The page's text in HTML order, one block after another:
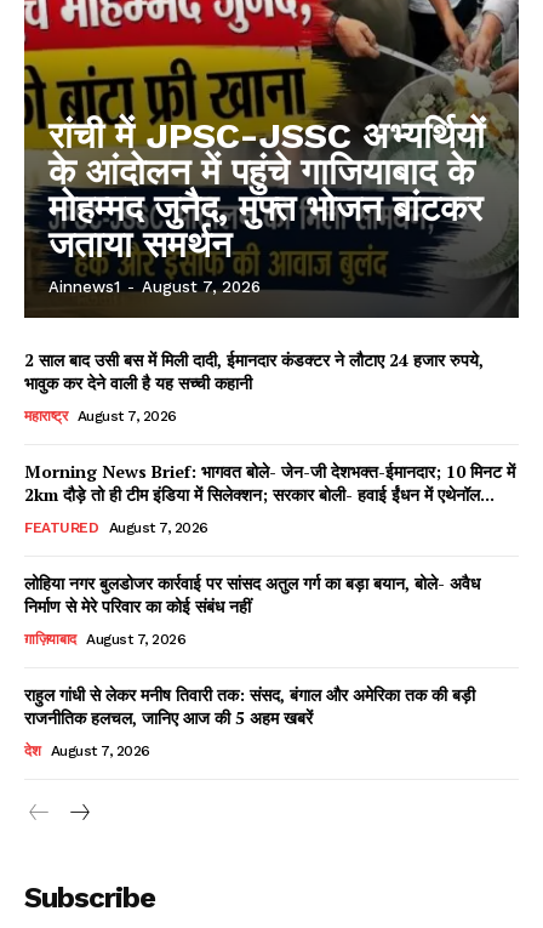
Facebook
X WhatsApp
Read Latest News on AIN
रांची में JPSC-JSSC अभ्यर्थियों
के आंदोलन में पहुंचे गाजियाबाद के
मोहम्मद जुनैद, मुफ्त भोजन बांटकर
जताया समर्थन
Ainnews1 - August 7, 2026
2 साल बाद उसी बस में मिली दादी, ईमानदार कंडक्टर ने लौटाए 24 हजार रुपये,
भावुक कर देने वाली है यह सच्ची कहानी
महाराष्ट्र August 7, 2026
Morning News Brief: भागवत बोले- जेन-जी देशभक्त-ईमानदार; 10 मिनट में
2km दौड़े तो ही टीम इंडिया में सिलेक्शन; सरकार बोली- हवाई ईंधन में एथेनॉल...
FEATURED August 7, 2026
लोहिया नगर बुलडोजर कार्रवाई पर सांसद अतुल गर्ग का बड़ा बयान, बोले- अवैध
निर्माण से मेरे परिवार का कोई संबंध नहीं
ग़ाज़ियाबाद August 7, 2026
राहुल गांधी से लेकर मनीष तिवारी तक: संसद, बंगाल और अमेरिका तक की बड़ी
राजनीतिक हलचल, जानिए आज की 5 अहम खबरें
देश August 7, 2026
Subscribe